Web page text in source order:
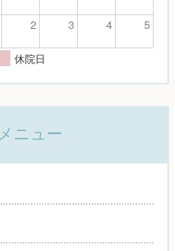
2 3 4 5
休院日
メニュー